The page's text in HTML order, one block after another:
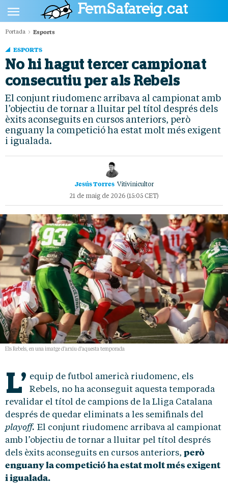
CULTURA
SOCIETAT
ESPORTS
OPINIÓ
Portada Esports
ESPORTS
No hi hagut tercer campionat
consecutiu per als Rebels
El conjunt riudomenc arribava al campionat amb
l’objectiu de tornar a lluitar pel títol després dels
èxits aconseguits en cursos anteriors, però
enguany la competició ha estat molt més exigent
i igualada.
Jesús Torres Vitivinicultor
21 de maig de 2026 (15:05 CET)
Els Rebels, en una imatge d'arxiu d'aquesta temporada
L’ equip de futbol americà riudomenc, els
Rebels, no ha aconseguit aquesta temporada
revalidar el títol de campions de la Lliga Catalana
després de quedar eliminats a les semifinals del
playoff. El conjunt riudomenc arribava al campionat
amb l’objectiu de tornar a lluitar pel títol després
dels èxits aconseguits en cursos anteriors, però
enguany la competició ha estat molt més exigent
i igualada.